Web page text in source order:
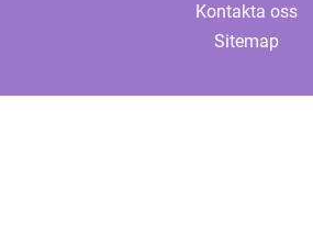
Kontakta oss
Sitemap